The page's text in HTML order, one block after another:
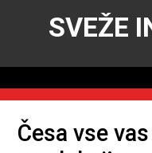
SVEŽE
Česa vse